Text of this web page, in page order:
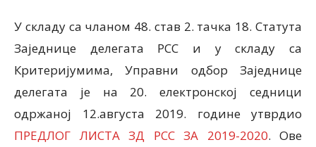
У складу са чланом 48. став 2. тачка 18. Статута
Заједнице делегата РСС и у складу са
Критеријумима, Управни одбор Заједнице
делегата је на 20. електронској седници
одржаној 12.aвгуста 2019. године утврдио
ПРЕДЛОГ ЛИСТA ЗД РСС ЗА 2019-2020. Ове